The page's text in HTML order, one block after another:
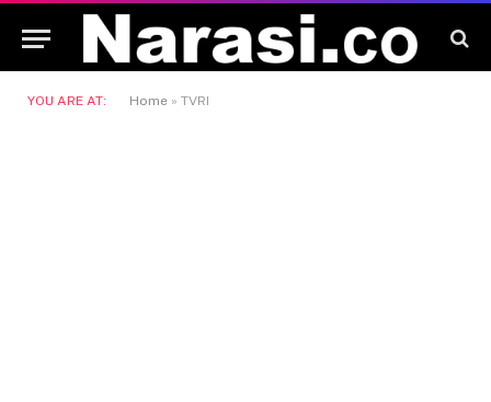
YOU ARE AT: Home » TVRI